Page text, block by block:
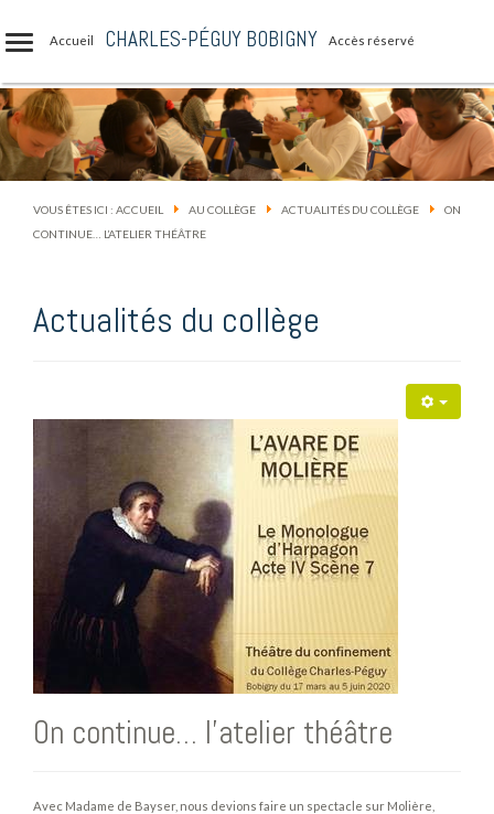
Accueil CHARLES-PÉGUY BOBIGNY Accès réservé
VOUS ÊTES ICI : ACCUEIL AU COLLÈGE ACTUALITÉS DU COLLÈGE
ON
CONTINUE… L’ATELIER THÉÂTRE
Actualités du collège
On continue… l’atelier théâtre
Avec Madame de Bayser, nous devions faire un spectacle sur Molière,